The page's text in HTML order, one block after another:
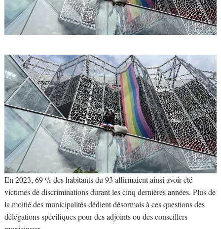
En 2023, 69 % des habitants du 93 affirmaient ainsi avoir été
victimes de discriminations durant les cinq dernières années. Plus de
la moitié des municipalités dédient désormais à ces questions des
délégations spécifiques pour des adjoints ou des conseillers